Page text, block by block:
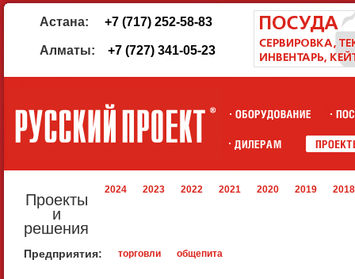
Астана: +7 (717) 252-58-83
Алматы: +7 (727) 341-05-23
Проекты
и
решения
2024 2023 2022 2021 2020 2019 2018
Предприятия: торговли общепита